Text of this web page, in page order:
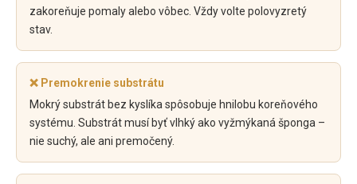
zakoreňuje pomaly alebo vôbec. Vždy volte polovyzretý
stav.
❌ Premokrenie substrátu
Mokrý substrát bez kyslíka spôsobuje hnilobu koreňového
systému. Substrát musí byť vlhký ako vyžmýkaná šponga –
nie suchý, ale ani premočený.